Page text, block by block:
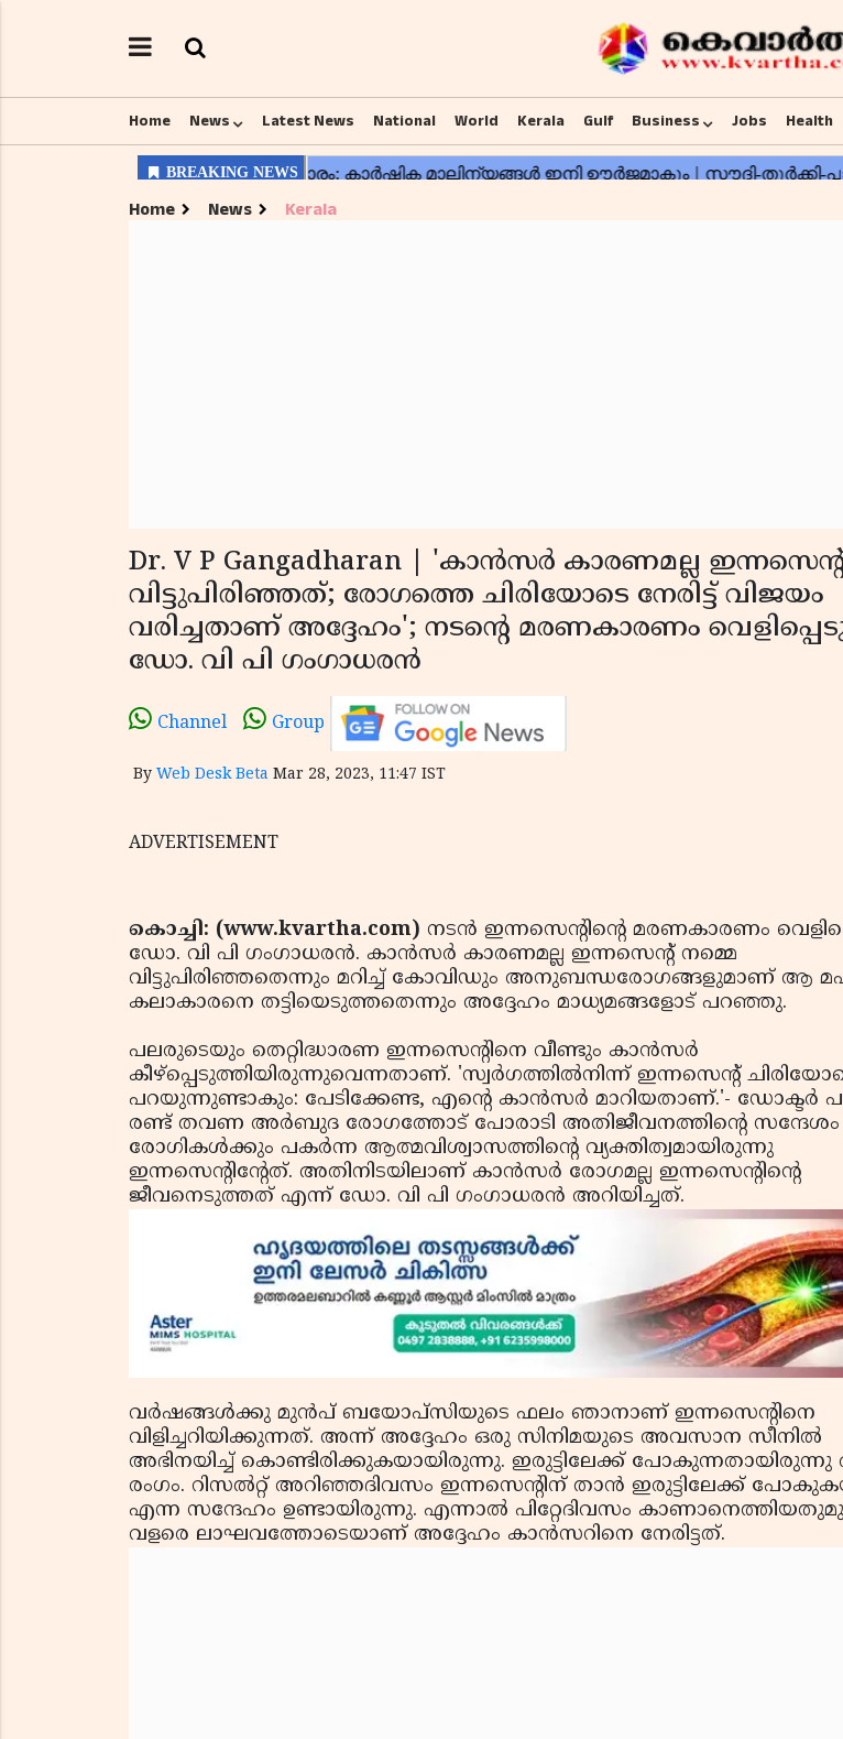
Home News Latest News National World Kerala Gulf Business Jobs Health
Home News Kerala
Dr. V P Gangadharan | 'കാന്‍സര്‍ കാരണമല്ല
വിട്ടുപിരിഞ്ഞത്; രോഗത്തെ ചിരിയോടെ നേരിട്ട് വിജയം
വരിച്ചതാണ് അദ്ദേഹം'; നടന്റെ മരണകാരണം
ഡോ. വി പി ഗംഗാധരന്‍
Channel Group
By Web Desk Beta Mar 28, 2023, 11:47 IST
ADVERTISEMENT
കൊച്ചി: (www.kvartha.com) നടന്‍ ഇന്നസെന്റിന്റെ മരണകാരണം
ഡോ. വി പി ഗംഗാധരന്‍. കാന്‍സര്‍ കാരണമല്ല ഇന്നസെന്റ് നമ്മെ
വിട്ടുപിരിഞ്ഞതെന്നും മറിച്ച് കോവിഡും അനുബന്ധരോഗങ്ങളുമാണ് ആ
കലാകാരനെ തട്ടിയെടുത്തതെന്നും അദ്ദേഹം മാധ്യമങ്ങളോട് പറഞ്ഞു.
പലരുടെയും തെറ്റിദ്ധാരണ ഇന്നസെന്റിനെ വീണ്ടും കാന്‍സര്‍
കീഴ്‌പ്പെടുത്തിയിരുന്നുവെന്നതാണ്. 'സ്വര്‍ഗത്തില്‍നിന്ന് ഇന്നസെന്റ്
പറയുന്നുണ്ടാകും: പേടിക്കേണ്ട, എന്റെ കാന്‍സര്‍ മാറിയതാണ്.'- ഡോക്ടര്‍
രണ്ട് തവണ അര്‍ബുദ രോഗത്തോട് പോരാടി അതിജീവനത്തിന്റെ സന്ദേശം
രോഗികള്‍ക്കും പകര്‍ന്ന ആത്മവിശ്വാസത്തിന്റെ വ്യക്തിത്വമായിരുന്നു
ഇന്നസെന്റിന്റേത്. അതിനിടയിലാണ് കാന്‍സര്‍ രോഗമല്ല ഇന്നസെന്റിന്റെ
ജീവനെടുത്തത് എന്ന് ഡോ. വി പി ഗംഗാധരന്‍ അറിയിച്ചത്.
വര്‍ഷങ്ങള്‍ക്കു മുന്‍പ് ബയോപ്‌സിയുടെ ഫലം ഞാനാണ് ഇന്നസെന്റിനെ
വിളിച്ചറിയിക്കുന്നത്. അന്ന് അദ്ദേഹം ഒരു സിനിമയുടെ അവസാന സീനില്‍
അഭിനയിച്ച് കൊണ്ടിരിക്കുകയായിരുന്നു. ഇരുട്ടിലേക്ക്
രംഗം. റിസല്‍റ്റ് അറിഞ്ഞദിവസം ഇന്നസെന്റിന് താന്‍ ഇരുട്ടിലേക്ക്
എന്ന സന്ദേഹം ഉണ്ടായിരുന്നു. എന്നാല്‍ പിറ്റേദിവസം
വളരെ ലാഘവത്തോടെയാണ് അദ്ദേഹം കാന്‍സറിനെ നേരിട്ടത്.